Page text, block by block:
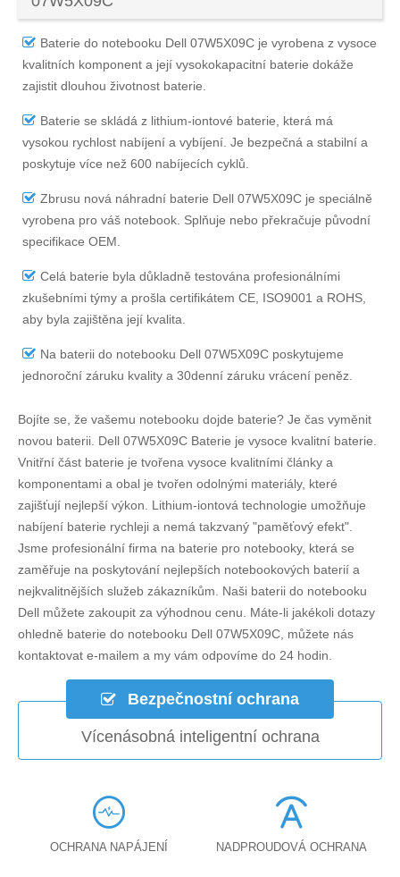
Baterie do notebooku Dell 07W5X09C je vyrobena z vysoce
kvalitních komponent a její vysokokapacitní baterie dokáže
zajistit dlouhou životnost baterie.
Baterie se skládá z lithium-iontové baterie, která má
vysokou rychlost nabíjení a vybíjení. Je bezpečná a stabilní a
poskytuje více než 600 nabíjecích cyklů.
Zbrusu nová náhradní baterie Dell 07W5X09C je speciálně
vyrobena pro váš notebook. Splňuje nebo překračuje původní
specifikace OEM.
Celá baterie byla důkladně testována profesionálními
zkušebními týmy a prošla certifikátem CE, ISO9001 a ROHS,
aby byla zajištěna její kvalita.
Na baterii do notebooku Dell 07W5X09C poskytujeme
jednoroční záruku kvality a 30denní záruku vrácení peněz.
Bojíte se, že vašemu notebooku dojde baterie? Je čas vyměnit
novou baterii. Dell 07W5X09C Baterie je vysoce kvalitní baterie.
Vnitřní část baterie je tvořena vysoce kvalitními články a
komponentami a obal je tvořen odolnými materiály, které
zajišťují nejlepší výkon. Lithium-iontová technologie umožňuje
nabíjení baterie rychleji a nemá takzvaný "paměťový efekt".
Jsme profesionální firma na baterie pro notebooky, která se
zaměřuje na poskytování nejlepších notebookových baterií a
nejkvalitnějších služeb zákazníkům. Naši baterii do notebooku
Dell můžete zakoupit za výhodnou cenu. Máte-li jakékoli dotazy
ohledně baterie do notebooku Dell 07W5X09C, můžete nás
kontaktovat e-mailem a my vám odpovíme do 24 hodin.
Bezpečnostní ochrana
Vícenásobná inteligentní ochrana
OCHRANA NAPÁJENÍ NADPROUDOVÁ OCHRANA